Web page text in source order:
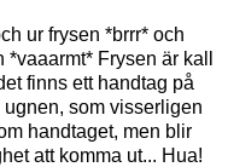
ur frysen *brrr* och
Frysen är kall
finns ett handtag på
som visserligen
handtaget, men blir
att komma ut... Hua!